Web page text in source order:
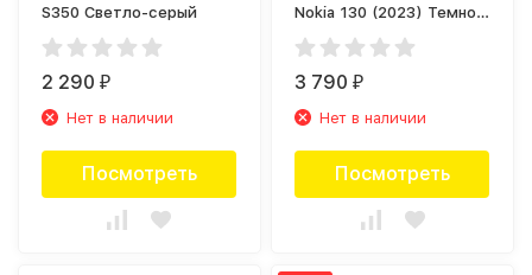
S350 Светло-серый
2 290₽
Нет в наличии
Посмотреть
Nokia 130 (2023) Темно-
синий
3 790₽
Нет в наличии
Посмотреть